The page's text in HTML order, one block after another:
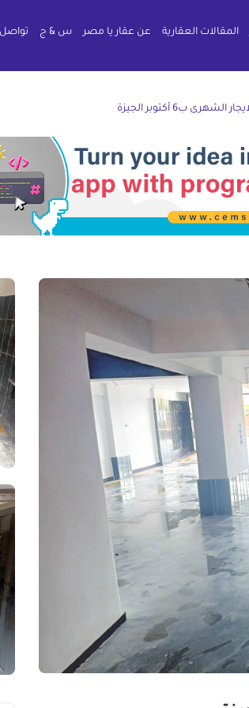
المقالات العقارية عن عقار يا مصر س & ج